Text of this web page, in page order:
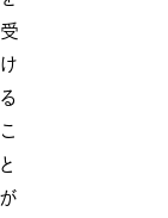
受
け
る
こ
と
が